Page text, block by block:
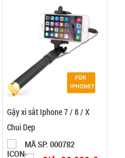
Máy đánh
Scarlett
MÃ
SP:
002964
Gậy xi sắt Iphone 7 / 8 / X
Chui Dẹp
MÃ SP: 000782